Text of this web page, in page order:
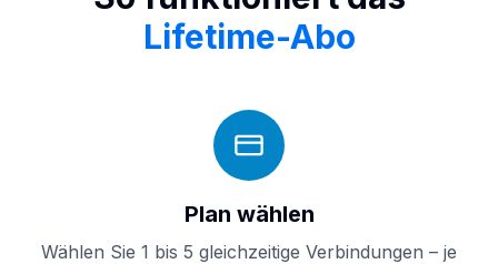
Lifetime-Abo
Plan wählen
Wählen Sie 1 bis 5 gleichzeitige Verbindungen – je